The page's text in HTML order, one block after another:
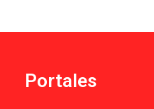
Portales